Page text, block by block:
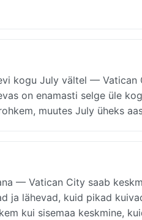
kogu July vältel —
on enamasti selge üle
muutes July üheks
— Vatican City saab
ja lähevad, kuid pikad
kui sisemaa keskmine,